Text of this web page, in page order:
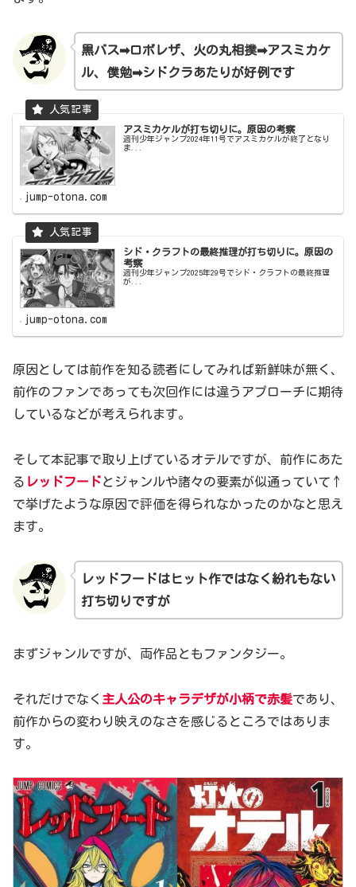
黒バス➡ロボレザ、火の丸相撲➡アスミカケ
ル、僕勉➡シドクラあたりが好例です
アスミカケルが打ち切りに。原因の考察
週刊少年ジャンプ2024年11号でアスミカケルが終了となり
ま...
jump-otona.com
シド・クラフトの最終推理が打ち切りに。原因の
考察
週刊少年ジャンプ2025年29号でシド・クラフトの最終推理
が...
jump-otona.com
原因としては前作を知る読者にしてみれば新鮮味が無く、
前作のファンであっても次回作には違うアプローチに期待
しているなどが考えられます。
そして本記事で取り上げているオテルですが、前作にあた
る レッドフードとジャンルや諸々の要素が似通っていて↑
で挙げたような原因で評価を得られなかったのかなと思え
ます。
レッドフードはヒット作ではなく 紛れもない
打ち切りですが
まずジャンルですが、両作品ともファンタジー。
それだけでなく 主人公のキャラデザが小柄で赤髪であり、
前作からの変わり映えのなさを感じるところではありま
す。